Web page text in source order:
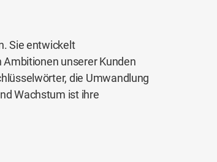
Sie entwickelt
unserer Kunden
die Umwandlung
Wachstum ist ihre